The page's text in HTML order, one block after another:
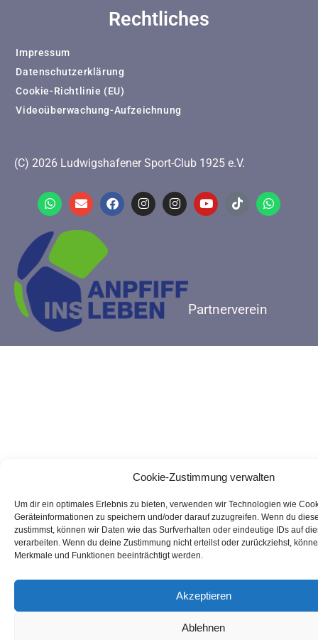
Cookie-Zustimmung verwalten
Um dir ein optimales Erlebnis zu bieten, verwenden wir Technologien wie
Geräteinformationen zu speichern und/oder darauf zuzugreifen. Wenn du
zustimmst, können wir Daten wie das Surfverhalten oder eindeutige IDs auf
verarbeiten. Wenn du deine Zustimmung nicht erteilst oder zurückziehst,
Merkmale und Funktionen beeinträchtigt werden.
Akzeptieren
Ablehnen
Rechtliches
Impressum
Datenschutzerklärung
Cookie-Richtlinie (EU)
Videoüberwachung-Aufzeichnung
(C) 2026 Ludwigshafener Sport-Club 1925 e.V.
Partnerverein